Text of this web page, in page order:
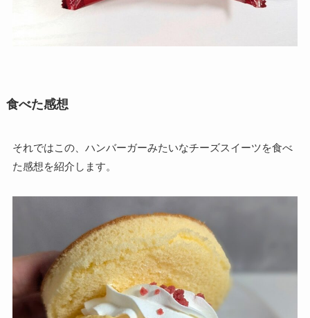
食べた感想
それではこの、ハンバーガーみたいなチーズスイーツを食べ
た感想を紹介します。